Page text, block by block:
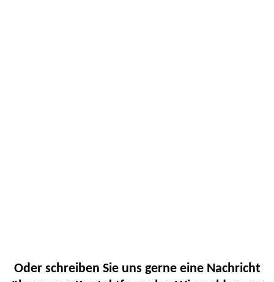
Oder schreiben Sie uns gerne eine Nachricht